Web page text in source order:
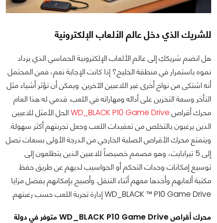
للشريك الذي دخل عالم الألعاب الإلكترونية
هل انضم شريككِ إلى عالم الألعاب الإلكترونية الحماسي الذي يزداد
نموه باستمرار في منطقة الخليج؟ إذا كانت الإجابة نعم، فمن المحتمل
أنه اشتكى من نواح أخرى غير اللاعبين الآخرين. ويمكن أن تؤثر أشياء مثل
التأخر وسعة التخزين على أدائه ومهاراته في اللعب. قدمي له هذا العام
محرك أقراص WD_BLACK P10 Game Driveالحل الأمثل للاعبين
الذين يرغبون بالتخلص من تعقيدات اللعب وجعل تجربتهم أكثر سهولة.
ويتمتع محرك الأقراص الصلبة الخارجي من الدرجة الأولى بسعات تصل
إلى 5 تيرابايت، وهو مصمم خصيصاً للاعبين الذين يتطلعون إلى
توسيع إمكانات وحدات التحكم أو الحواسيب لديهم عن طريق حفظ
مكتبة ألعابهم وأخذها معهم أثناء التنقل. وأصبح بإمكانهم بفضل مزايا
WD_BLACK ™ P10 Game Drive إدارة تجربة اللعب حسب رغبتهم.
محرك أقراص WD_BLACK P10 Game Drive متوفر في دولة